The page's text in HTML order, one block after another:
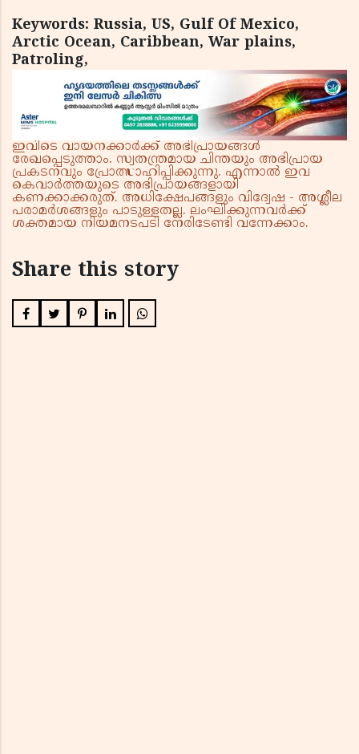
Keywords: Russia, US, Gulf Of Mexico,
Arctic Ocean, Caribbean, War plains,
Patroling,
ഇവിടെ വായനക്കാർക്ക് അഭിപ്രായങ്ങൾ
രേഖപ്പെടുത്താം. സ്വതന്ത്രമായ ചിന്തയും അഭിപ്രായ
പ്രകടനവും പ്രോത്സാഹിപ്പിക്കുന്നു. എന്നാൽ ഇവ
കെവാർത്തയുടെ അഭിപ്രായങ്ങളായി
കണക്കാക്കരുത്. അധിക്ഷേപങ്ങളും വിദ്വേഷ - അശ്ലീല
പരാമർശങ്ങളും പാടുള്ളതല്ല. ലംഘിക്കുന്നവർക്ക്
ശക്തമായ നിയമനടപടി നേരിടേണ്ടി വന്നേക്കാം.
Share this story